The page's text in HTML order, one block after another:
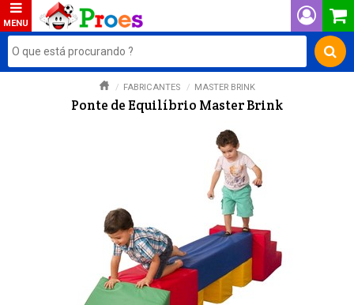
FABRICANTES MASTER BRINK
Ponte de Equilíbrio Master Brink